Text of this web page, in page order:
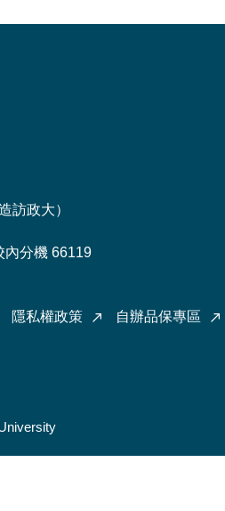
訪政大）
內分機 66119
隱私權政策 自辦品保專區